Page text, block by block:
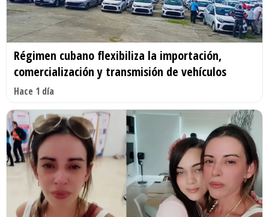
Régimen cubano flexibiliza la importación,
comercialización y transmisión de vehículos
Hace 1 día